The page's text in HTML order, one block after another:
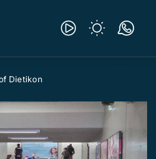
Dietikon